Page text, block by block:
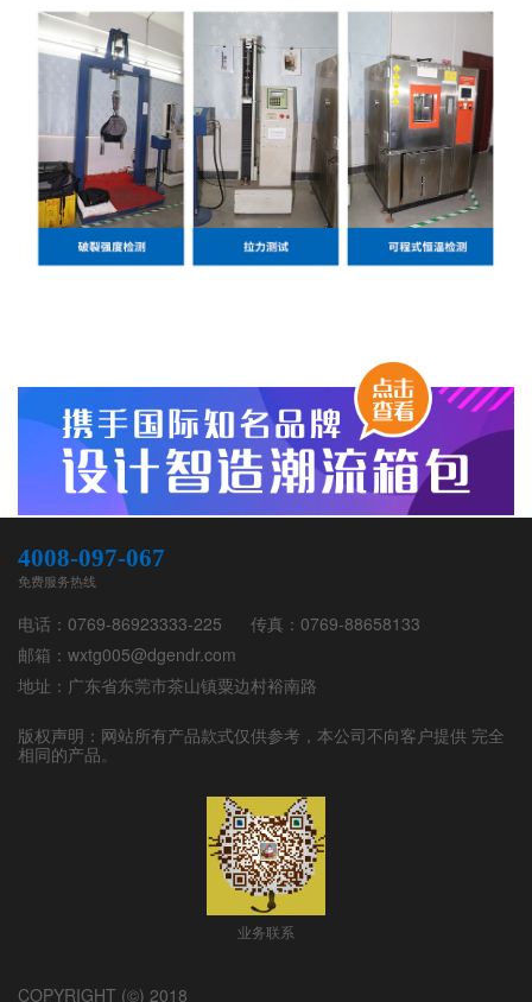
电话：0769-86923333-225
传真：0769-88658133
邮箱：wxtg005@dgendr.com
地址：广东省东莞市茶山镇粟边村裕南路
版权声明：网站所有产品款式仅供参考，本公司不向客户提供 完全
相同的产品。
4008-097-067
免费服务热线
业务联系
COPYRIGHT (©) 2018